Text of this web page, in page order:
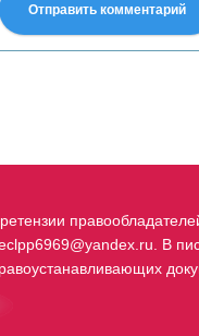
Отправить комментарий
В